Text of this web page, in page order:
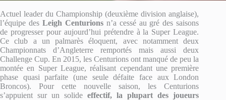
Actuel leader du Championship (deuxième division anglaise),
l’équipe des Leigh Centurionsn’a cessé au gré des saisons
de progresser pour aujourd’hui prétendre à la Super League.
Ce club a un palmarès éloquent, avec notamment deux
Championnats d’Angleterre remportés mais aussi deux
Challenge Cup. En 2015, les Centurions ont manqué de peu la
montée en Super League, réalisant cependant une première
phase quasi parfaite (une seule défaite face aux London
Broncos). Pour cette nouvelle saison, les Centurions
s’appuient sur un solideeffectif, la plupart des joueurs